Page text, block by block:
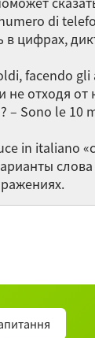
libero degli
più sentite
italiani: tutta la
di
в цифрах,
facendo gli
не отходя от
– Sono le 10
in italiano
слова